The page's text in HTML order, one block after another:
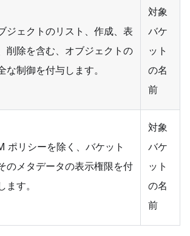
ジェクトのリスト、作成、表
削除を含む、オブジェクトの
な制御を付与します。
対象
バケ
ット
の名
前
ポリシーを除く、バケット
のメタデータの表示権限を付
ます。
対象
バケ
ット
の名
前